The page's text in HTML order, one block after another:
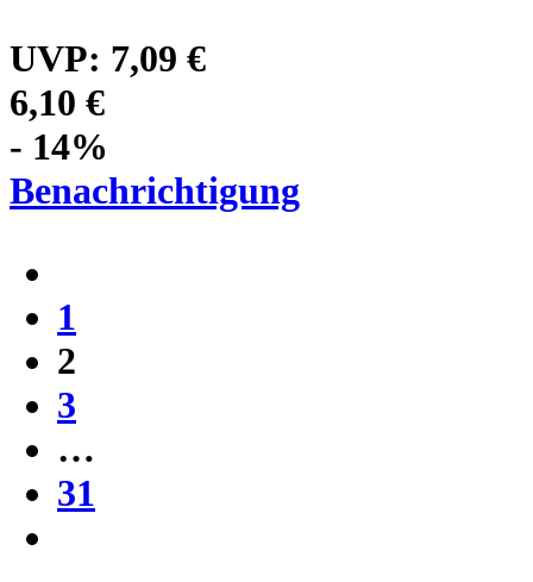
UVP: 7,09 €
6,10 €
- 14%
Benachrichtigung
1
2
3
…
31